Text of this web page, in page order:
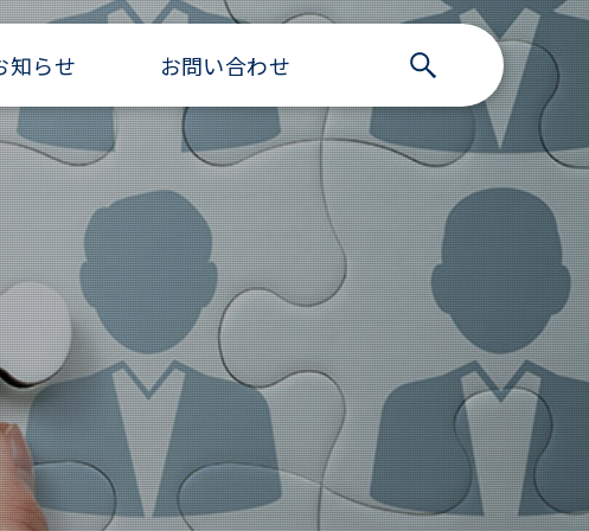
知らせ お問い合わせ